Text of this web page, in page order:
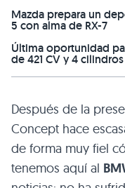
Mazda prepara un
5 con alma de RX-7
Última oportunidad
de 421 CV y 4 cilindros
Después de la
Concept hace
de forma muy fiel
tenemos aquí al